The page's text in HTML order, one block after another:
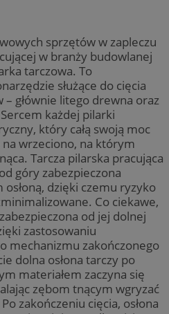
sprzętów w zapleczu
w branży budowlanej
tarczowa. To
służące do cięcia
głównie litego drewna oraz
każdej pilarki
który całą swoją moc
wrzeciono, na którym
Tarcza pilarska pracująca
góry zabezpieczona
dzięki czemu ryzyko
Co ciekawe,
od jej dolnej
zastosowaniu
mechanizmu zakończonego
dolna osłona tarczy po
materiałem zaczyna się
zębom tnącym wgryzać
zakończeniu cięcia, osłona